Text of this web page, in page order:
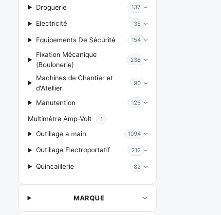
Droguerie 137
Electricité 35
Equipements De Sécurité 154
Fixation Mécanique
(Boulonerie)
238
Machines de Chantier et
d'Atellier
90
Manutention 126
Multimètre Amp-Volt 1
Outillage a main 1094
Outillage Electroportatif 212
Quincaillerie 82
MARQUE